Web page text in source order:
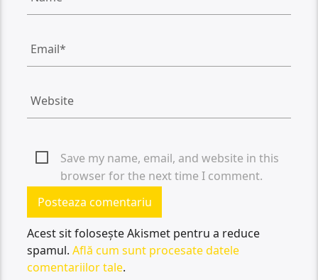
Save my name, email, and website in this
browser for the next time I comment.
Acest sit folosește Akismet pentru a reduce
spamul.Află cum sunt procesate datele
comentariilor tale.